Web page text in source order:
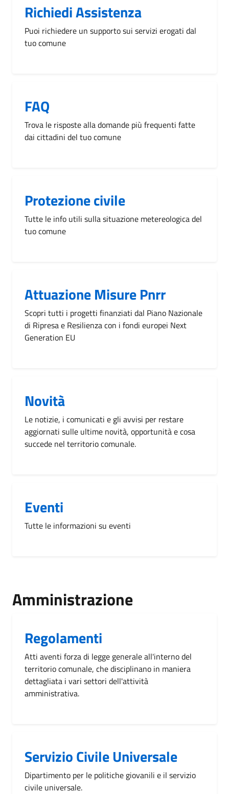
Richiedi Assistenza
Puoi richiedere un supporto sui servizi erogati dal
tuo comune
FAQ
Trova le risposte alla domande più frequenti fatte
dai cittadini del tuo comune
Protezione civile
Tutte le info utili sulla situazione metereologica del
tuo comune
Attuazione Misure Pnrr
Scopri tutti i progetti finanziati dal Piano Nazionale
di Ripresa e Resilienza con i fondi europei Next
Generation EU
Novità
Le notizie, i comunicati e gli avvisi per restare
aggiornati sulle ultime novità, opportunità e cosa
succede nel territorio comunale.
Eventi
Tutte le informazioni su eventi
Amministrazione
Regolamenti
Atti aventi forza di legge generale all'interno del
territorio comunale, che disciplinano in maniera
dettagliata i vari settori dell'attività
amministrativa.
Servizio Civile Universale
Dipartimento per le politiche giovanili e il servizio
civile universale.